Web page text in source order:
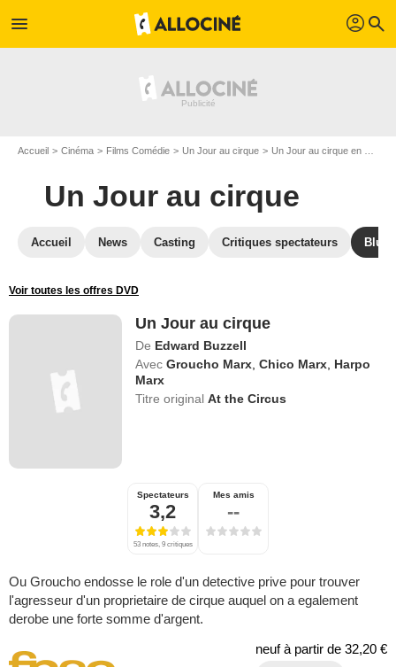
menu profil search
Accueil Cinéma Films Comédie Un Jour au cirque Un Jour au cirque en DVD
Un Jour au cirque
Accueil News Casting Critiques spectateurs Blu-
Voir toutes les offres DVD
Un Jour au cirque
De Edward Buzzell
Avec Groucho Marx ,Chico Marx Harpo
Marx
Titre originalAt the Circus
Spectateurs
3,2
53 notes, 9 critiques
Mes amis
--
Ou Groucho endosse le role d'un detective prive pour trouver
l'agresseur d'un proprietaire de cirque auquel on a egalement
derobe une forte somme d'argent.
neuf à partir de 32,20 €